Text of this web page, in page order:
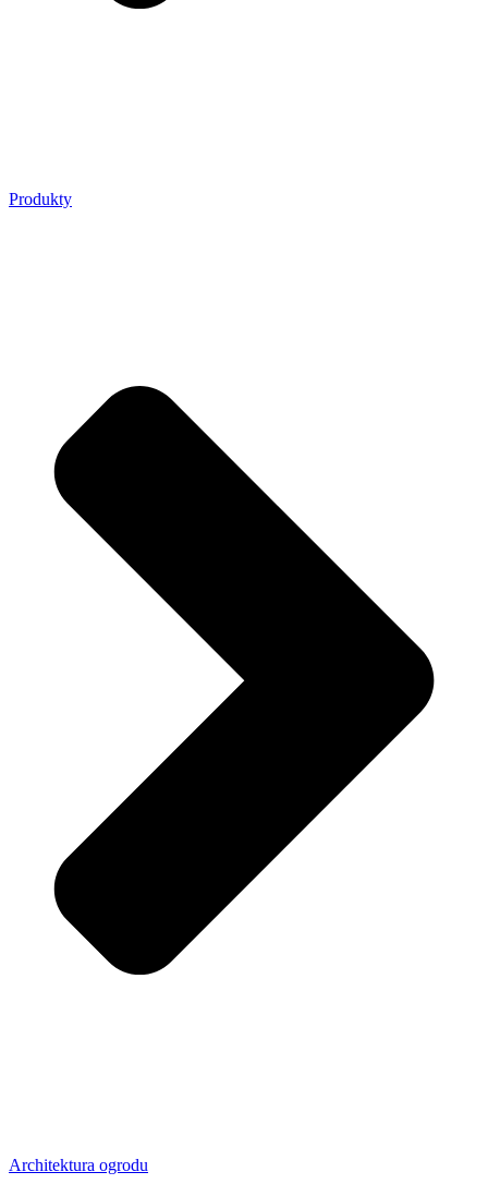
Produkty
Architektura ogrodu